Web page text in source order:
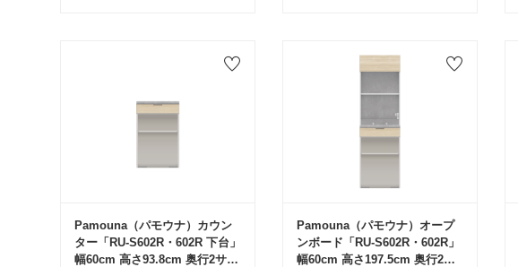
Pamouna（パモウナ）カウン
ター「RU-S602R・602R 下台」
幅60cm 高さ93.8cm 奥行2サイ
Pamouna（パモウナ）オープ
ンボード「RU-S602R・602R」
幅60cm 高さ197.5cm 奥行2サ